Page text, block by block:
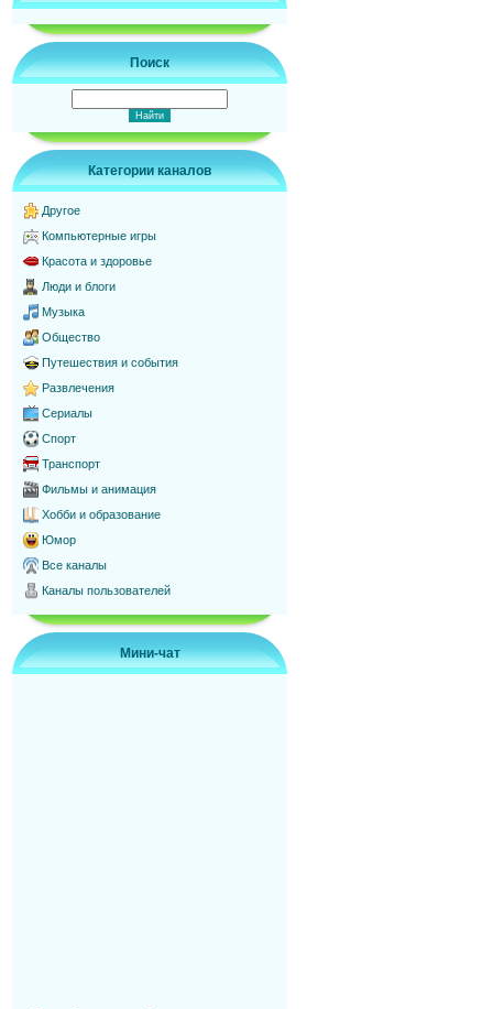
Поиск
Категории каналов
Другое
Компьютерные игры
Красота и здоровье
Люди и блоги
Музыка
Общество
Путешествия и события
Развлечения
Сериалы
Спорт
Транспорт
Фильмы и анимация
Хобби и образование
Юмор
Все каналы
Каналы пользователей
Мини-чат